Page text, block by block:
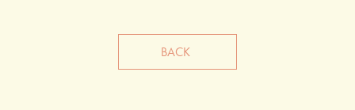
BACK